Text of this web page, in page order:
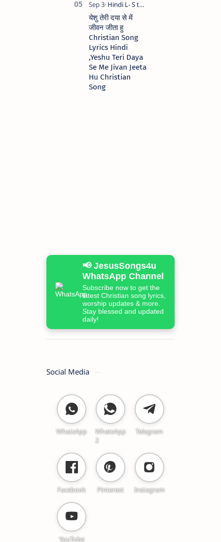
येशु तेरी दया से में
जीवन जीता हु
Christian Song
Lyrics Hindi
,Yeshu Teri Daya
Se Me Jivan Jeeta
Hu Christian
Song
📢 JesusSongs4u
WhatsApp Channel
Subscribe now to get the
latest Christian song lyrics,
worship updates & more.
Stay blessed and updated
daily!
Social Media
WhatsApp
WhatsApp
2
Telegram
Facebook Pinterest Instagram
YouTube